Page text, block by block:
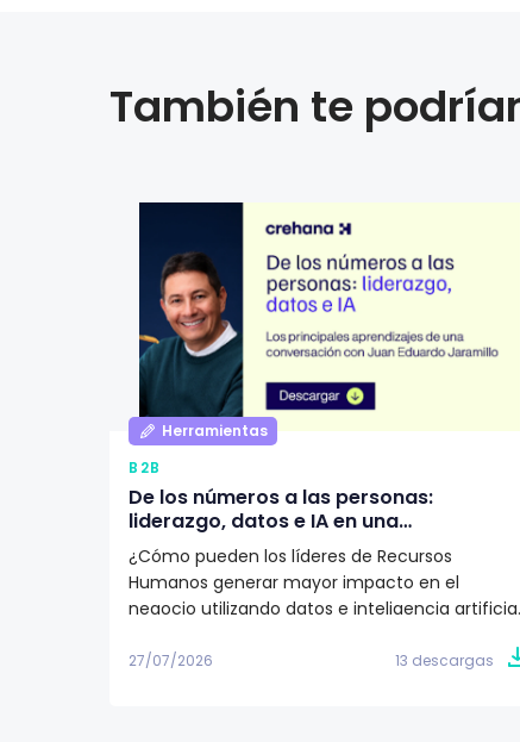
También te
Herramientas
B2B
De los números a las personas:
liderazgo, datos e IA en una
organización según Juan Eduardo
Jaramillo
¿Cómo pueden los líderes de Recursos
Humanos generar mayor impacto en el
negocio utilizando datos e inteligencia
visión de Juan Eduardo Jaramillo, VP de
27/07/2026 13 descargas